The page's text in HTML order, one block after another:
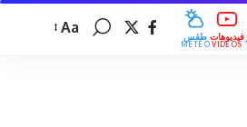
طقس
MÉTÉO
فيديوهات
VIDÉOS
Aa